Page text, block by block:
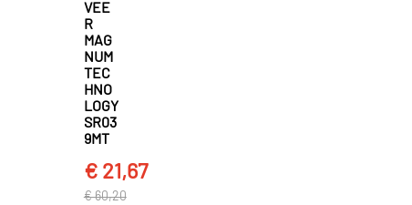
VEE
R
MAG
NUM
TEC
HNO
LOGY
SR03
9MT
€ 21,67
€ 60,20